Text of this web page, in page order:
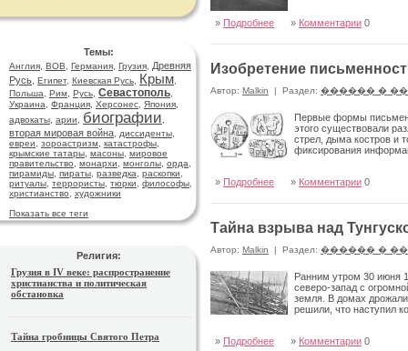
Темы:
Англия ВОВ Германия Грузия
Древняя
Русь Египет, Киевская Русь Крым
Польша
Рим Русь Севастополь
Украина
Франция Херсонес Япония
адвокаты арии биографии
вторая мировая война диссиденты
евреи
зороастризм катастрофы
крымские татары масоны мировое
правительство
монархи монголы орда
пирамиды пираты разведка раскопки
ритуалы террористы тюрки философы
христианство
художники
Показать все теги
Религия:
Грузия в IV веке: распространение
христианства и политическая
обстановка
Тайна гробницы Святого Петра
» Подробнее » Комментарии 0
Изобретение
Автор: Malkin | Раздел: ������ �
Первые формы
этого существовали
стрел, дыма костров и
фиксирования
» Подробнее » Комментарии 0
Тайна взрыва над
Автор: Malkin | Раздел: ������ �
Ранним утром 30 июня
северо-запад с
земля. В домах дрожали
решили, что наступил
» Подробнее » Комментарии 0